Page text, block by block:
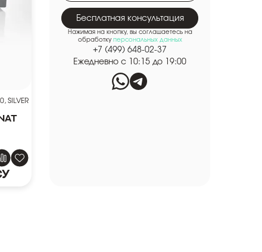
SILVER
Бесплатная консультация
Нажимая на кнопку, вы соглашаетесь на
обработку персональных данных
+7 (499) 648-02-37
Ежедневно с 10:15 до 19:00